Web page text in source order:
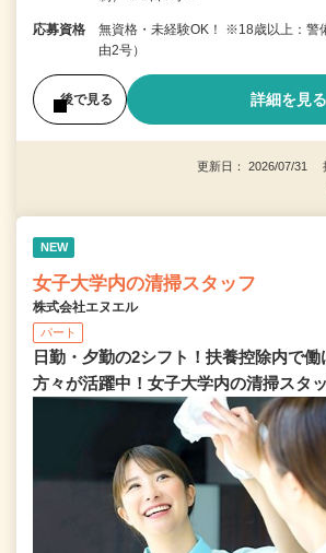
応募資格
無資格・未経験OK！ ※18歳以上：警
由2号）
後で見る 詳細を見る
更新日： 2026/07/31
NEW
女子大学内の清掃スタッフ
株式会社エヌエル
パート
日勤・夕勤の2シフト！扶養控除内で
方々が活躍中！女子大学内の清掃スタ